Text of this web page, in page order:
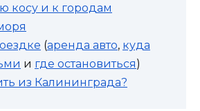
косу и к городам
(аренда авто, куда
и где остановиться)
из Калининграда?